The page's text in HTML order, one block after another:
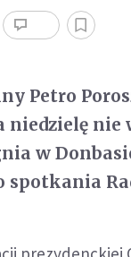
Petro
niedzielę
w
spotkania